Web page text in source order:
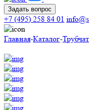
Задать вопрос
+7 (495) 258 84 01
Главная-Каталог-